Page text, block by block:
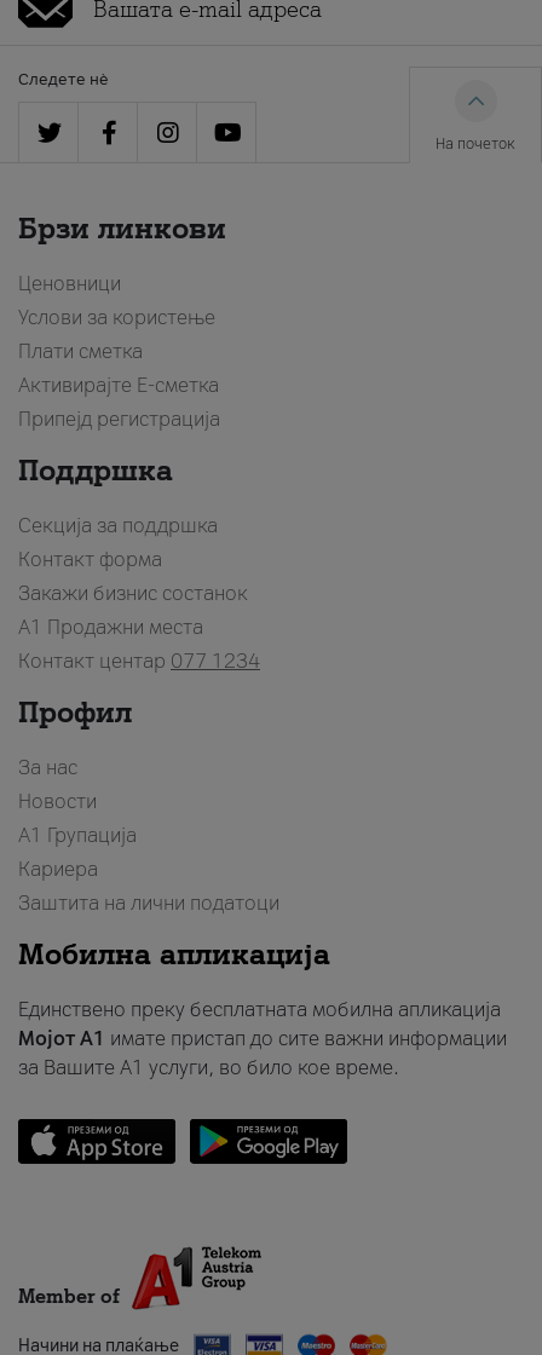
Следете нè
На почеток
Брзи линкови
Ценовници
Услови за користење
Плати сметка
Активирајте Е-сметка
Припејд регистрација
Поддршка
Секција за поддршка
Контакт форма
Закажи бизнис состанок
A1 Продажни места
Контакт центар 077 1234
Профил
За нас
Новости
А1 Групација
Кариера
Заштита на лични податоци
Мобилна апликација
Единствено преку бесплатната мобилна апликација
Мојот A1 имате пристап до сите важни информации
за Вашите A1 услуги, во било кое време.
Member of
Начини на плаќање